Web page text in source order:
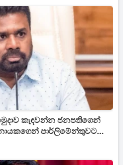
කැඳවන්න ජනපතිගෙන්
පාර්ලිමේන්තුවට